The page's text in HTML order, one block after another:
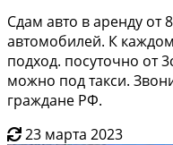
Сдам авто в аренду от
автомобилей. К
подход. посуточно от
можно под такси.
граждане РФ.
23 марта 2023